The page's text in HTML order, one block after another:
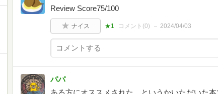
Review Score75/100
ナイス ★1 コメント(0) 2024/04/03
パパ
ある方にオススメされた、というかいただいた